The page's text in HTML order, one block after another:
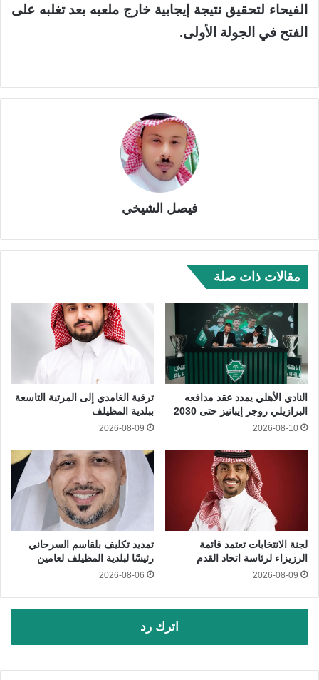
الفيحاء لتحقيق نتيجة إيجابية خارج ملعبه بعد تغلبه على
الفتح في الجولة الأولى.
فيصل الشيخي
مقالات ذات صلة
النادي الأهلي يمدد عقد مدافعه
البرازيلي روجر إيبانيز حتى 2030
2026-08-10
ترقية الغامدي إلى المرتبة التاسعة
ببلدية المظيلف
2026-08-09
لجنة الانتخابات تعتمد قائمة
الرزيزاء لرئاسة اتحاد القدم
2026-08-09
تمديد تكليف بلقاسم السرحاني
رئيسًا لبلدية المظيلف لعامين
2026-08-06
اترك رد